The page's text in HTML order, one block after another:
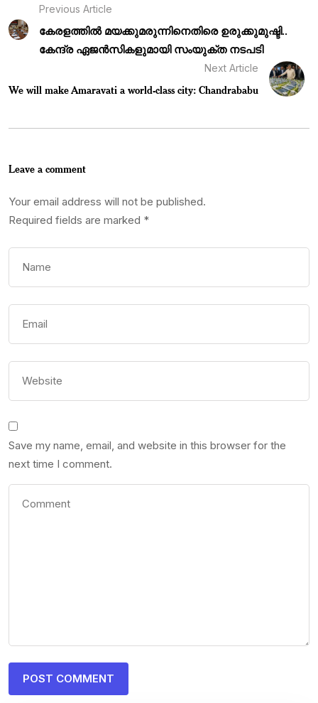
Previous Article
കേരളത്തിൽ മയക്കുമരുന്നിനെതിരെ ഉരുക്കുമുഷ്ടി..
കേന്ദ്ര ഏജൻസികളുമായി സംയുക്ത നടപടി
Next Article
We will make Amaravati a world-class city: Chandrababu
Leave a comment
Your email address will not be published.
Required fields are marked *
Save my name, email, and website in this browser for the
next time I comment.